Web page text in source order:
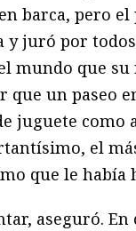
barca, pero
y juró por
mundo que su
que un paseo
juguete como
el
que le había
aseguró.